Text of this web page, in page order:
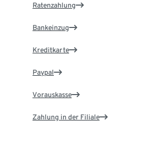
Ratenzahlung
Bankeinzug
Kreditkarte
Paypal
Vorauskasse
Zahlung in der Filiale